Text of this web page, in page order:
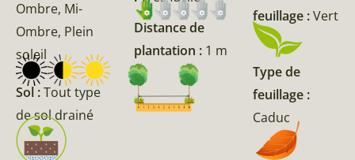
Ombre, Mi-
Ombre, Plein
soleil
Sol :Tout type
de sol drainé
Distance de
plantation : 1 m
feuillage :Vert
Type de
feuillage :
Caduc